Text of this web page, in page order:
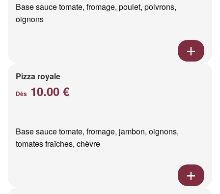
Base sauce tomate, fromage, poulet, poivrons,
oignons
Pizza royale
Dès 10.00 €
Base sauce tomate, fromage, jambon, oignons,
tomates fraîches, chèvre